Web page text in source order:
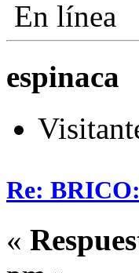
En línea
espinaca
Re:
«